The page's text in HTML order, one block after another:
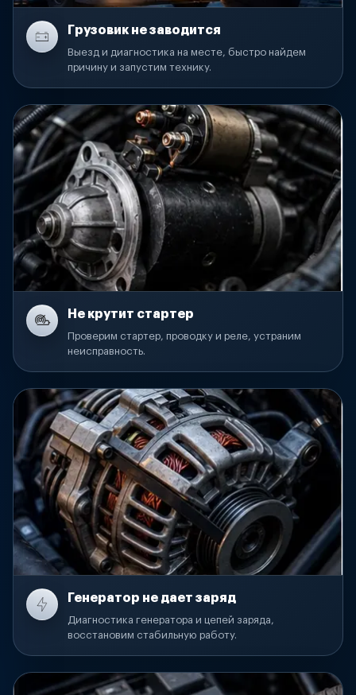
Грузовик не заводится
Выезд и диагностика на месте, быстро найдем
причину и запустим технику.
Не крутит стартер
Проверим стартер, проводку и реле, устраним
неисправность.
Генератор не дает заряд
Диагностика генератора и цепей заряда,
восстановим стабильную работу.